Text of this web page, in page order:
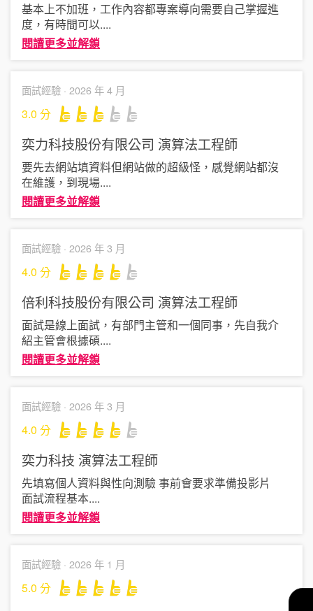
基本上不加班，工作內容都專案導向需要自己掌握進
度，有時間可以....
閱讀更多並解鎖
面試經驗 · 2026 年 4 月
3.0 分
奕力科技股份有限公司 演算法工程師
要先去網站填資料但網站做的超級怪，感覺網站都沒
在維護，到現場....
閱讀更多並解鎖
面試經驗 · 2026 年 3 月
4.0 分
倍利科技股份有限公司 演算法工程師
面試是線上面試，有部門主管和一個同事，先自我介
紹主管會根據碩....
閱讀更多並解鎖
面試經驗 · 2026 年 3 月
4.0 分
奕力科技 演算法工程師
先填寫個人資料與性向測驗 事前會要求準備投影片
面試流程基本....
閱讀更多並解鎖
面試經驗 · 2026 年 1 月
5.0 分